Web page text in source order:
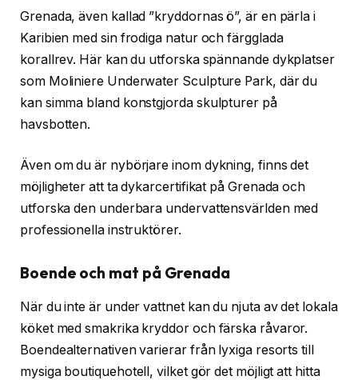
Grenada, även kallad ”kryddornas ö”, är en pärla i
Karibien med sin frodiga natur och färgglada
korallrev. Här kan du utforska spännande dykplatser
som Moliniere Underwater Sculpture Park, där du
kan simma bland konstgjorda skulpturer på
havsbotten.
Även om du är nybörjare inom dykning, finns det
möjligheter att ta dykarcertifikat på Grenada och
utforska den underbara undervattensvärlden med
professionella instruktörer.
Boende och mat på Grenada
När du inte är under vattnet kan du njuta av det lokala
köket med smakrika kryddor och färska råvaror.
Boendealternativen varierar från lyxiga resorts till
mysiga boutiquehotell, vilket gör det möjligt att hitta